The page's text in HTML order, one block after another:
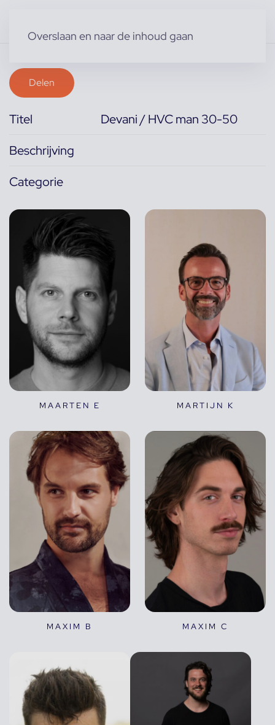
Overslaan en naar de inhoud gaan
Delen
Titel
Devani / HVC man 30-50
Beschrijving
Categorie
MAARTEN E MARTIJN K
MAXIM B MAXIM C